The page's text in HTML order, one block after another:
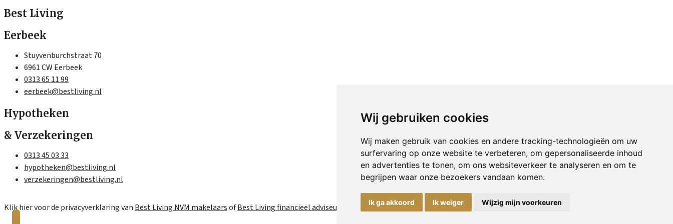
Wij gebruiken cookies
Wij maken gebruik van cookies en andere tracking-technologieën om uw
surfervaring op onze website te verbeteren, om gepersonaliseerde inhoud
en advertenties te tonen, om ons websiteverkeer te analyseren en om te
begrijpen waar onze bezoekers vandaan komen.
Ik ga akkoord Ik weiger Wijzig mijn voorkeuren
Best Living
Eerbeek
Stuyvenburchstraat 70
6961 CW Eerbeek
0313 65 11 99
eerbeek@bestliving.nl
Hypotheken
& Verzekeringen
0313 45 03 33
hypotheken@bestliving.nl
verzekeringen@bestliving.nl
Klik hier voor de privacyverklaring van Best Living NVM makelaarsofBest Living financieel adviseurs BTW nr NL8091.45.996.B.01 | KVK nrs: 09113281 / 09113277